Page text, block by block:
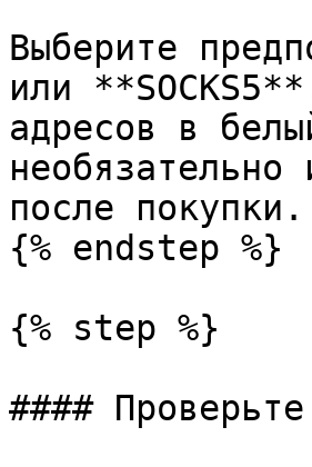
Выберите
или
адресов в
после
{% endstep %}
{% step %}
####